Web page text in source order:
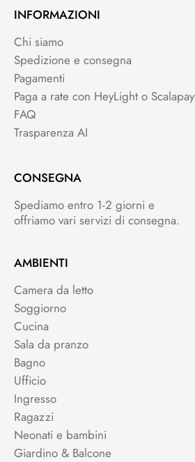
INFORMAZIONI
Chi siamo
Spedizione e consegna
Pagamenti
Paga a rate con HeyLight o Scalapay
FAQ
Trasparenza AI
CONSEGNA
Spediamo entro 1-2 giorni e
offriamo vari servizi di consegna.
AMBIENTI
Camera da letto
Soggiorno
Cucina
Sala da pranzo
Bagno
Ufficio
Ingresso
Ragazzi
Neonati e bambini
Giardino & Balcone